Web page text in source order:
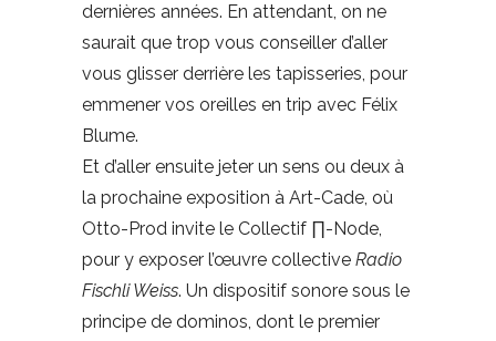
dernières années. En attendant, on ne
saurait que trop vous conseiller d’aller
vous glisser derrière les tapisseries, pour
emmener vos oreilles en trip avec Félix
Blume.
Et d’aller ensuite jeter un sens ou deux à
la prochaine exposition à Art-Cade, où
Otto-Prod invite le Collectif ∏-Node,
pour y exposer l’œuvre collective Radio
Fischli Weiss. Un dispositif sonore sous le
principe de dominos, dont le premier